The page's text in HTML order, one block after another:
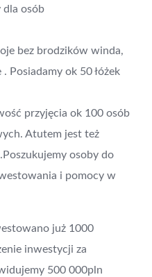
dla osób
bez brodzików winda,
Posiadamy ok 50 łóżek
przyjęcia ok 100 osób
Atutem jest też
osoby do
i pomocy w
już 1000
inwestycji za
500 000pln